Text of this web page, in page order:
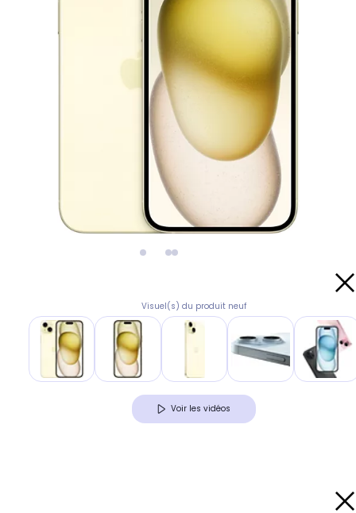
Visuel(s) du produit neuf
Voir les vidéos